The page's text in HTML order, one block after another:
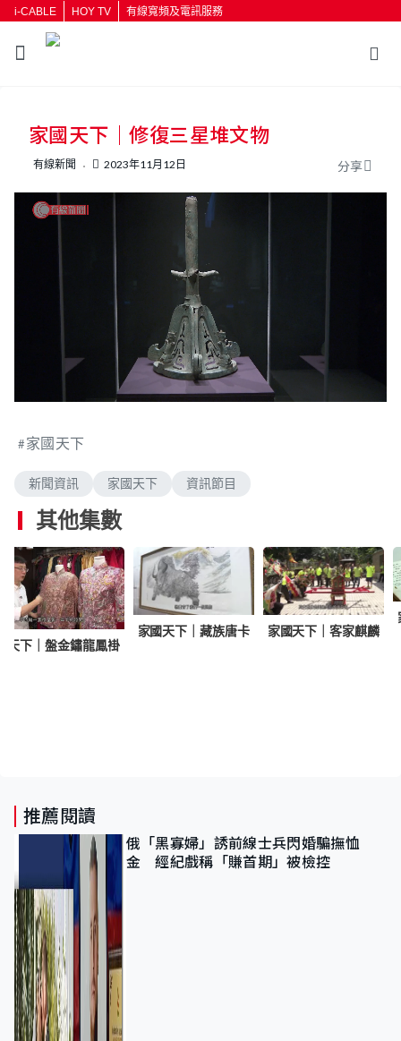
i-CABLE HOY TV 有線寬頻及電訊服務
按輸入鍵開始搜尋
家國天下｜修復三星堆文物
有線新聞 2023年11月12日 分享
n
t
e
o
.
9
%
家國天下
新聞資訊 家國天下 資訊節目
其他集數
天下｜盤金鏽龍鳳褂
家國天下｜藏族唐卡 家國天下｜客家麒麟
推薦閱讀
俄「黑寡婦」誘前線士兵閃婚騙撫恤
金 經紀戲稱「賺首期」被檢控